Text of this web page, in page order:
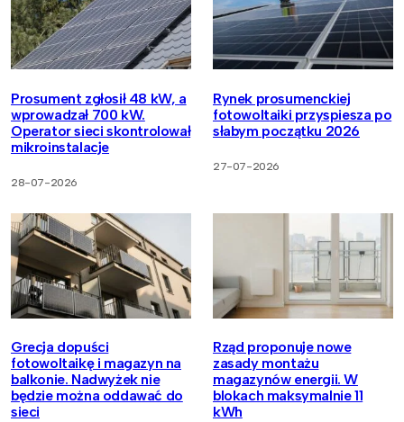
Prosument zgłosił 48 kW, a
wprowadzał 700 kW.
Operator sieci skontrolował
mikroinstalacje
28-07-2026
Rynek prosumenckiej
fotowoltaiki przyspiesza po
słabym początku 2026
27-07-2026
Grecja dopuści
fotowoltaikę i magazyn na
balkonie. Nadwyżek nie
będzie można oddawać do
sieci
Rząd proponuje nowe
zasady montażu
magazynów energii. W
blokach maksymalnie 11
kWh